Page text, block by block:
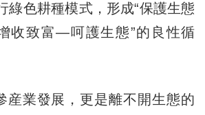
綠色耕種模式，形成“保護生態
致富—呵護生態”的良性循
業發展，更是離不開生態的